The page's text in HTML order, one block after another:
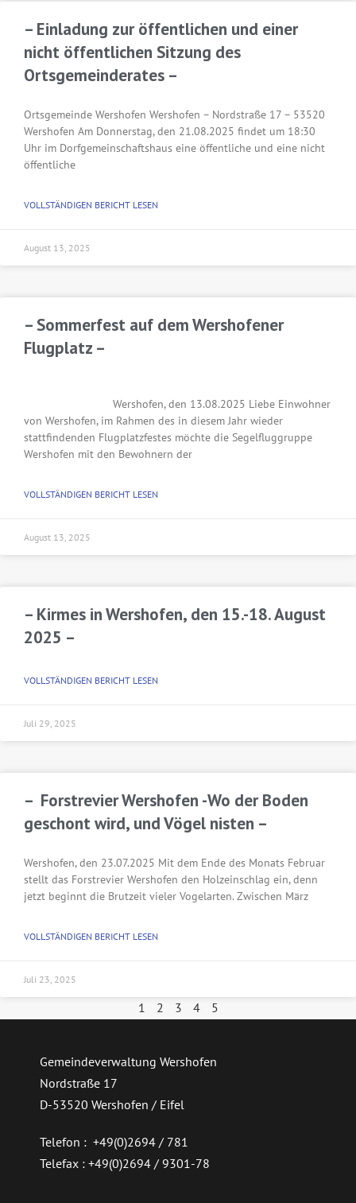
– Einladung zur öffentlichen und einer
nicht öffentlichen Sitzung des
Ortsgemeinderates –
Ortsgemeinde Wershofen Wershofen – Nordstraße 17 – 53520
Wershofen Am Donnerstag, den 21.08.2025 findet um 18:30
Uhr im Dorfgemeinschaftshaus eine öffentliche und eine nicht
öffentliche
VOLLSTÄNDIGEN BERICHT LESEN
August 13, 2025
– Sommerfest auf dem Wershofener
Flugplatz –
Wershofen, den 13.08.2025 Liebe Einwohner
von Wershofen, im Rahmen des in diesem Jahr wieder
stattfindenden Flugplatzfestes möchte die Segelfluggruppe
Wershofen mit den Bewohnern der
VOLLSTÄNDIGEN BERICHT LESEN
August 13, 2025
– Kirmes in Wershofen, den 15.-18. August
2025 –
VOLLSTÄNDIGEN BERICHT LESEN
Juli 29, 2025
– Forstrevier Wershofen -Wo der Boden
geschont wird, und Vögel nisten –
Wershofen, den 23.07.2025 Mit dem Ende des Monats Februar
stellt das Forstrevier Wershofen den Holzeinschlag ein, denn
jetzt beginnt die Brutzeit vieler Vogelarten. Zwischen März
VOLLSTÄNDIGEN BERICHT LESEN
Juli 23, 2025
1 2 3 4 5
Gemeindeverwaltung Wershofen
Nordstraße 17
D-53520 Wershofen / Eifel
Telefon : +49(0)2694 / 781
Telefax : +49(0)2694 / 9301-78